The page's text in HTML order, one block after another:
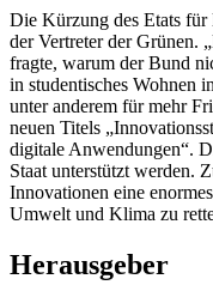
Die Kürzung des Etats
der Vertreter der Grünen.
fragte, warum der Bund
in studentisches Wohnen
unter anderem für mehr
neuen Titels
digitale Anwendungen“.
Staat unterstützt werden.
Innovationen eine
Umwelt und Klima zu
Herausgeber